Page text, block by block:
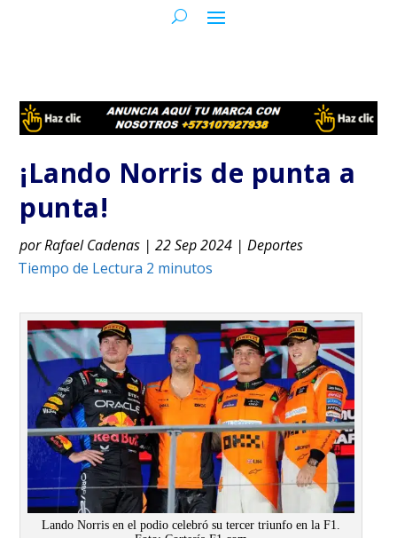
¡Lando Norris de punta a
punta!
porRafael Cadenas |22 Sep 2024 |Deportes
Lando Norris en el podio celebró su tercer triunfo en la F1.